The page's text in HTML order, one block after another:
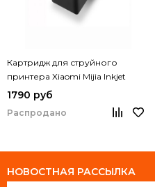
Картридж для струйного
принтера Xiaomi Mijia Inkjet
Printing Machine (PMYTJMHHT02)
1790 руб
Распродано
НОВОСТНАЯ РАССЫЛКА